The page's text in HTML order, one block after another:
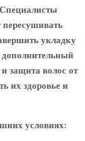
Специалисты
пересушивать
укладку
защита волос от
их здоровье и